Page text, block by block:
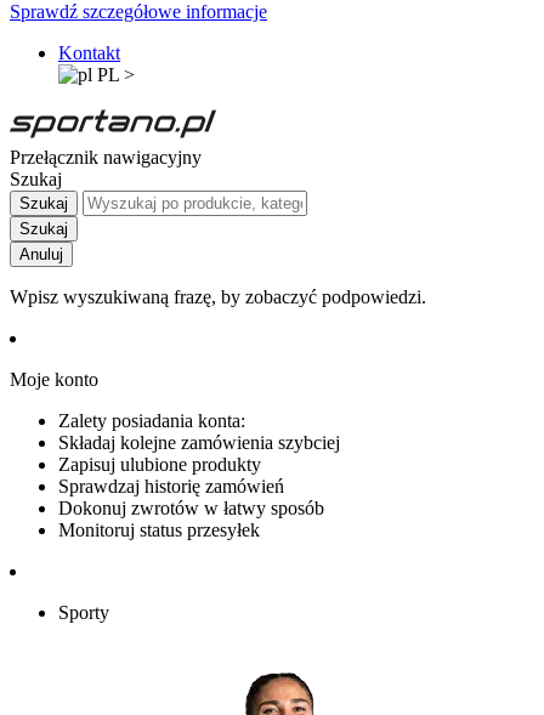
Sprawdź szczegółowe informacje
Kontakt
PL >
Przełącznik nawigacyjny
Szukaj
Szukaj
Szukaj
Anuluj
Wpisz wyszukiwaną frazę, by zobaczyć podpowiedzi.
Moje konto
Zalety posiadania konta:
Składaj kolejne zamówienia szybciej
Zapisuj ulubione produkty
Sprawdzaj historię zamówień
Dokonuj zwrotów w łatwy sposób
Monitoruj status przesyłek
Sporty